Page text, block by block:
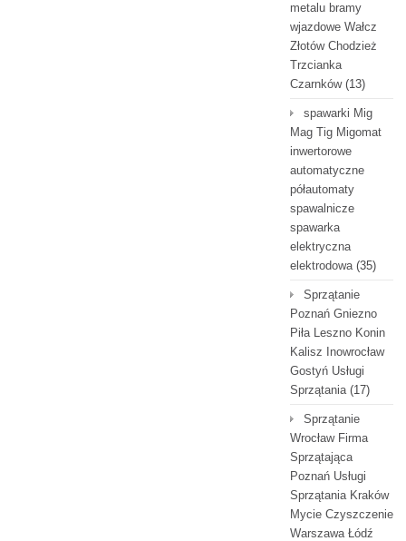
metalu bramy
wjazdowe Wałcz
Złotów Chodzież
Trzcianka
Czarnków(13)
spawarki Mig
Mag Tig Migomat
inwertorowe
automatyczne
półautomaty
spawalnicze
spawarka
elektryczna
elektrodowa(35)
Sprzątanie
Poznań Gniezno
Piła Leszno Konin
Kalisz Inowrocław
Gostyń Usługi
Sprzątania(17)
Sprzątanie
Wrocław Firma
Sprzątająca
Poznań Usługi
Sprzątania Kraków
Mycie Czyszczenie
Warszawa Łódź